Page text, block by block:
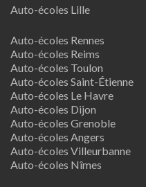
Auto-écoles Lille
Auto-écoles Rennes
Auto-écoles Reims
Auto-écoles Toulon
Auto-écoles Saint-Étienne
Auto-écoles Le Havre
Auto-écoles Dijon
Auto-écoles Grenoble
Auto-écoles Angers
Auto-écoles Villeurbanne
Auto-écoles Nîmes